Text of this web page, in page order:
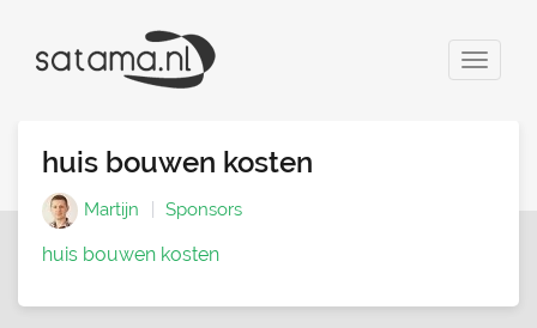
Toggle
huis bouwen kosten
Martijn Sponsors
huis bouwen kosten